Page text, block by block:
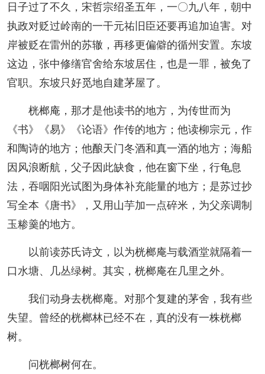
日子过了不久，宋哲宗绍圣五年，一〇九八年，朝中
执政对贬过岭南的一干元祐旧臣还要再追加迫害。对
岸被贬在雷州的苏辙，再移更偏僻的循州安置。东坡
这边，张中修缮官舍给东坡居住，也是一罪，被免了
官职。东坡只好觅地自建茅屋了。
桄榔庵，那才是他读书的地方，为传世而为
《书》《易》《论语》作传的地方；他读柳宗元，作
和陶诗的地方；他酿天门冬酒和真一酒的地方；海船
因风浪断航，父子因此缺食，他在窗下坐，行龟息
法，吞咽阳光试图为身体补充能量的地方；是苏过抄
写全本《唐书》，又用山芋加一点碎米，为父亲调制
玉糁羹的地方。
以前读苏氏诗文，以为桄榔庵与载酒堂就隔着一
口水塘、几丛绿树。其实，桄榔庵在几里之外。
我们动身去桄榔庵。对那个复建的茅舍，我有些
失望。曾经的桄榔林已经不在，真的没有一株桄榔
树。
问桄榔树何在。